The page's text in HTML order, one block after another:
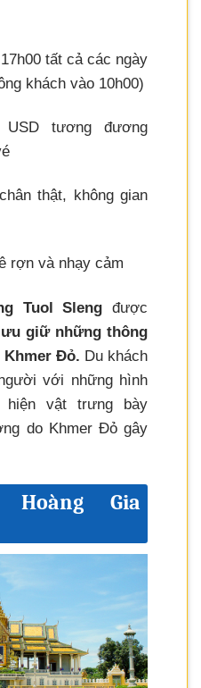
tất cả các ngày
khách vào 10h00)
tương đương
thật, không gian
rợn và nhạy cảm
Tuol Sleng được
giữ những thông
Khmer Đỏ. Du khách
với những hình
vật trưng bày
do Khmer Đỏ gây
Hoàng Gia